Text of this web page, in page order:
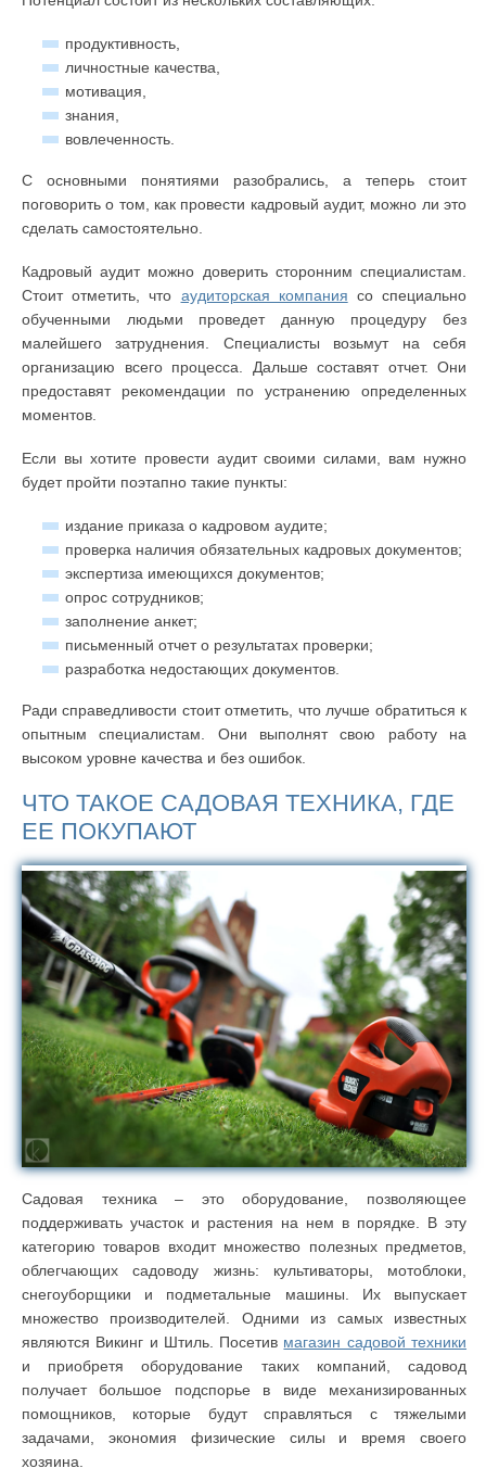
продуктивность,
личностные качества,
мотивация,
знания,
вовлеченность.
С основными понятиями разобрались, а теперь стоит
поговорить о том, как провести кадровый аудит, можно ли это
сделать самостоятельно.
Кадровый аудит можно доверить сторонним специалистам.
Стоит отметить, что аудиторская компания со специально
обученными людьми проведет данную процедуру без
малейшего затруднения. Специалисты возьмут на себя
организацию всего процесса. Дальше составят отчет. Они
предоставят рекомендации по устранению определенных
моментов.
Если вы хотите провести аудит своими силами, вам нужно
будет пройти поэтапно такие пункты:
издание приказа о кадровом аудите;
проверка наличия обязательных кадровых документов;
экспертиза имеющихся документов;
опрос сотрудников;
заполнение анкет;
письменный отчет о результатах проверки;
разработка недостающих документов.
Ради справедливости стоит отметить, что лучше обратиться к
опытным специалистам. Они выполнят свою работу на
высоком уровне качества и без ошибок.
ЧТО ТАКОЕ САДОВАЯ ТЕХНИКА, ГДЕ
ЕЕ ПОКУПАЮТ
Садовая техника – это оборудование, позволяющее
поддерживать участок и растения на нем в порядке. В эту
категорию товаров входит множество полезных предметов,
облегчающих садоводу жизнь: культиваторы, мотоблоки,
снегоуборщики и подметальные машины. Их выпускает
множество производителей. Одними из самых известных
являются Викинг и Штиль. Посетив магазин садовой техники
и приобретя оборудование таких компаний, садовод
получает большое подспорье в виде механизированных
помощников, которые будут справляться с тяжелыми
задачами, экономия физические силы и время своего
хозяина.